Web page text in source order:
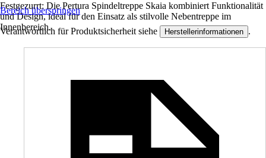
Festgezurrt: Die Pertura Spindeltreppe Skaia kombiniert Funktionalität
und Design, ideal für den Einsatz als stilvolle Nebentreppe im
Innenbereich.
Bereich überspringen
Verantwortlich für Produktsicherheit siehe Herstellerinformationen .